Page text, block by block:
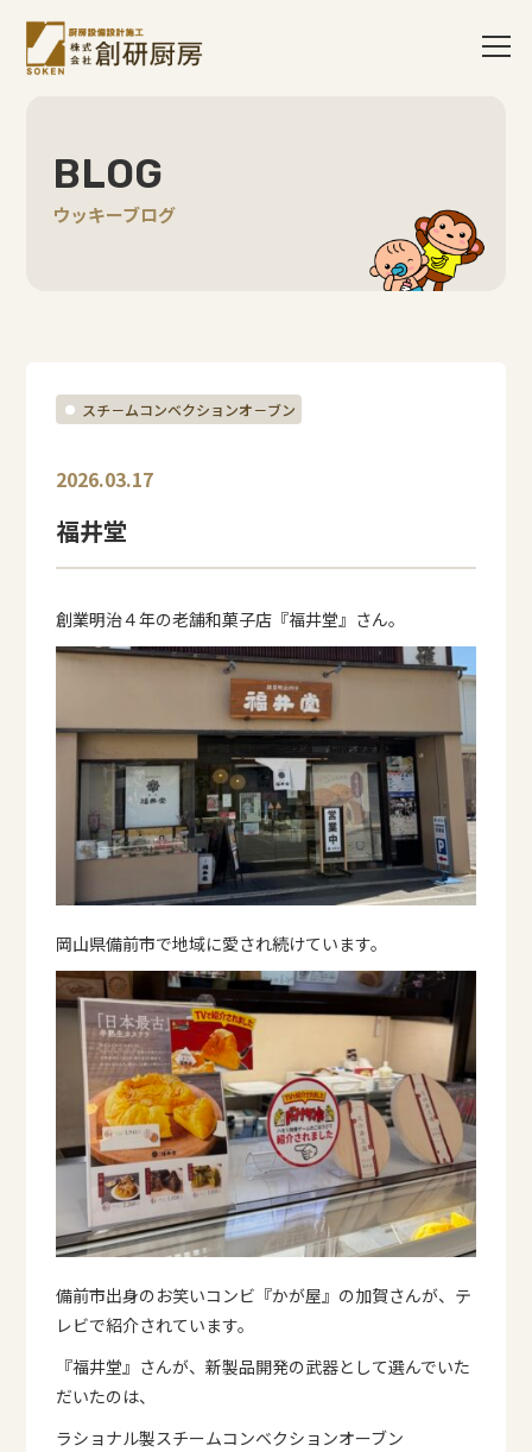
BLOG
ウッキーブログ
スチ－ムコンベクションオ－ブン
2026.03.17
福井堂
創業明治４年の老舗和菓子店『福井堂』さん。
岡山県備前市で地域に愛され続けています。
備前市出身のお笑いコンビ『かが屋』の加賀さんが、テ
レビで紹介されています。
『福井堂』さんが、新製品開発の武器として選んでいた
だいたのは、
ラショナル製スチームコンベクションオーブン